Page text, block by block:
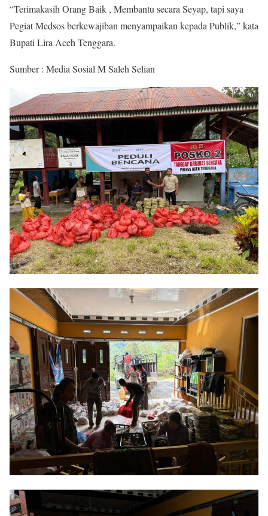
“Terimakasih Orang Baik , Membantu secara Seyap, tapi saya
Pegiat Medsos berkewajiban menyampaikan kepada Publik,” kata
Bupati Lira Aceh Tenggara.
Sumber : Media Sosial M Saleh Selian